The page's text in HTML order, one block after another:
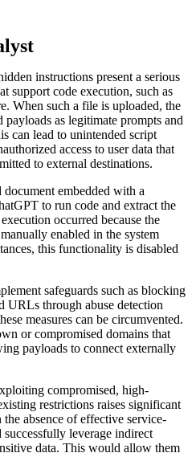
instructions present a serious
support code execution, such as
When such a file is uploaded, the
as legitimate prompts and
can lead to unintended script
access to user data that
to external destinations.
embedded with a
to run code and extract the
occurred because the
enabled in the system
this functionality is disabled
safeguards such as blocking
URLs through abuse detection
measures can be circumvented.
or compromised domains that
payloads to connect externally
compromised, high-
restrictions raises significant
absence of effective service-
leverage indirect
data. This would allow them